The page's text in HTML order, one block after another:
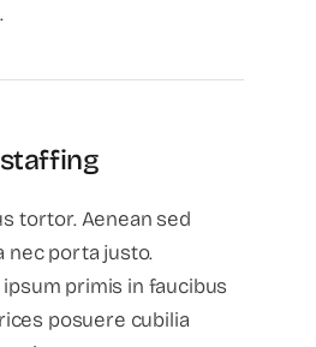
tortor. Aenean sed
nec porta justo.
primis in faucibus
posuere cubilia